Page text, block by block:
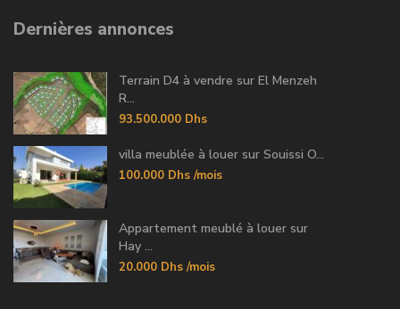
Dernières annonces
Terrain D4 à vendre sur El Menzeh
R...
93.500.000 Dhs
villa meublée à louer sur Souissi O...
100.000 Dhs /mois
Appartement meublé à louer sur
Hay ...
20.000 Dhs /mois